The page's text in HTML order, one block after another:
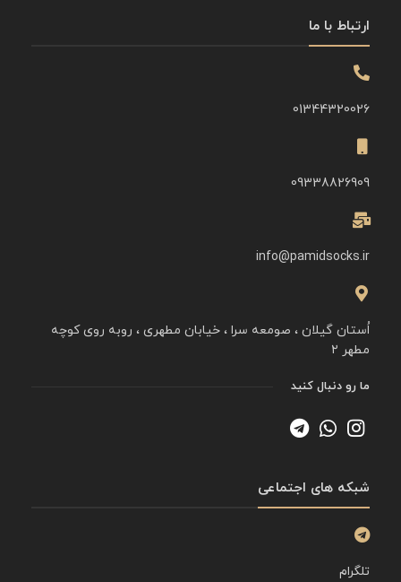
ارتباط با ما
01344320026
09338826909
info@pamidsocks.ir
اُستان گیلان ، صومعه سرا ، خیابان مطهری ، روبه روی کوچه
مطهر ۲
ما رو دنبال کنید
شبکه های اجتماعی
تلگرام